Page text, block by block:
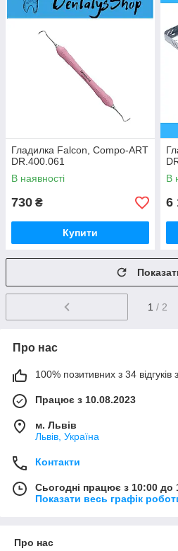
Гладилка Falcon, Compo-ART
DR.400.061
В наявності
730 ₴
Купити
В
6
1 / 2
Про нас
100% позитивних з 34 відгуків
Працює з 10.08.2023
м. Львів
Львів, Україна
Контакти
Сьогодні працює з 10:00 до
Показати весь графік
Про нас